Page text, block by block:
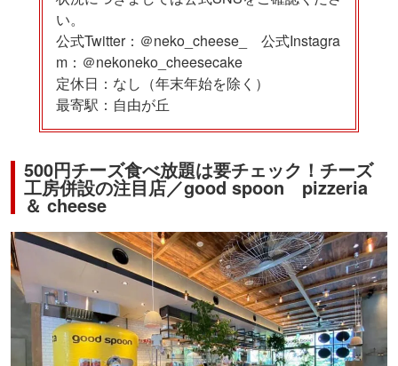
い。
公式Twitter：＠neko_cheese_ 公式Instagra
m：＠nekoneko_cheesecake
定休日：なし（年末年始を除く）
最寄駅：自由が丘
500円チーズ食べ放題は要チェック！チーズ
工房併設の注目店／good spoon pizzeria
＆ cheese